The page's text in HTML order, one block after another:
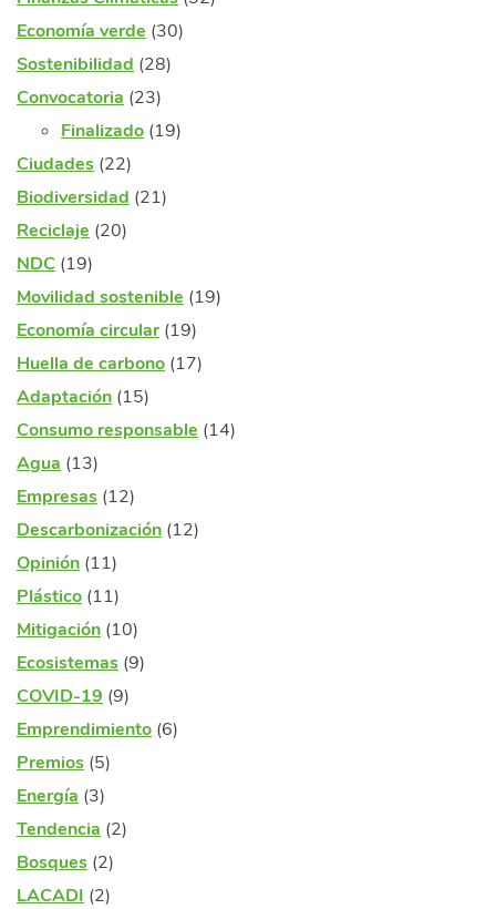
Economía verde (30)
Sostenibilidad (28)
Convocatoria (23)
Finalizado (19)
Ciudades (22)
Biodiversidad (21)
Reciclaje (20)
NDC (19)
Movilidad sostenible (19)
Economía circular(19)
Huella de carbono (17)
Adaptación (15)
Consumo responsable (14)
Agua (13)
Empresas (12)
Descarbonización (12)
Opinión (11)
Plástico (11)
Mitigación (10)
Ecosistemas (9)
COVID-19 (9)
Emprendimiento (6)
Premios (5)
Energía (3)
Tendencia (2)
Bosques (2)
LACADI (2)